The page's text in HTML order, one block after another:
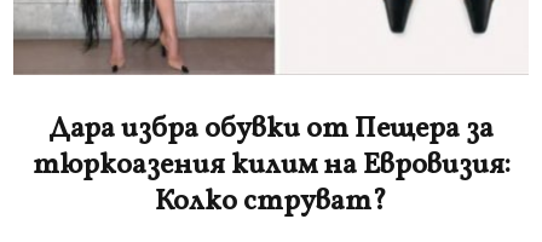
Дара избра обувки от Пещера за
тюркоазения килим на Евровизия:
Колко струват?